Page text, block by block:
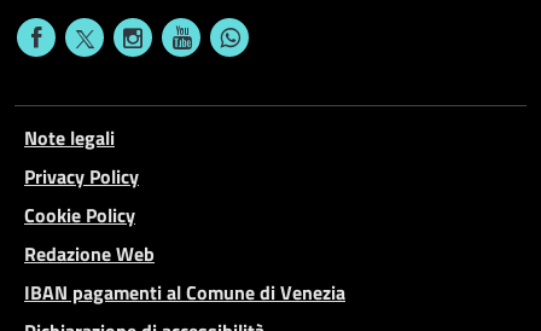
Note legali
Privacy Policy
Cookie Policy
Redazione Web
IBAN pagamenti al Comune di Venezia